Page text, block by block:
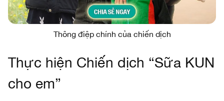
Thông điệp chính của chiến dịch
Thực hiện Chiến dịch “Sữa KUN
cho em”